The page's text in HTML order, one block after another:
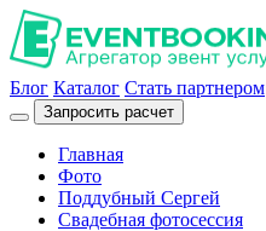
Блог Каталог Стать партнером
Запросить расчет
Главная
Фото
Поддубный Сергей
Свадебная фотосессия